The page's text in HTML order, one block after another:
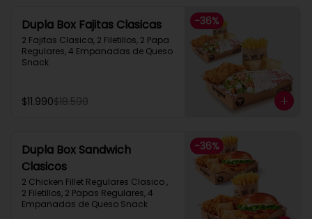
-36%
Dupla Box Fajitas Clasicas
2 Fajitas Clasica, 2 Filetillos, 2 Papa
Regulares, 4 Empanadas de Queso
Snack
$11.990$18.590
-36%
Dupla Box Sandwich
Clasicos
2 Chicken Fillet Regulares Clasico ,
2 Filetillos, 2 Papas Regulares, 4
Empanadas de Queso Snack